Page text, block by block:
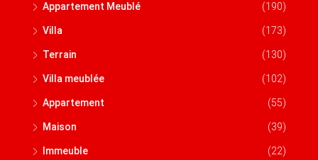
Appartement Meublé (190)
Villa (173)
Terrain (130)
Villa meublée (102)
Appartement (55)
Maison (39)
Immeuble (22)